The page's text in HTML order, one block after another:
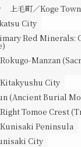
上毛町／Koge Town
City
Red Minerals:
Manzan
Kitakyushu City
(Ancient Burial
Right Tomoe Crest
Kunisaki Peninsula
City